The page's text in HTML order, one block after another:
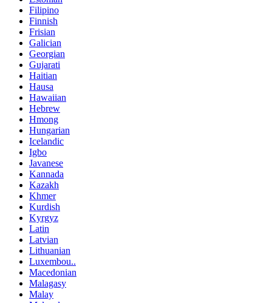
Filipino
Finnish
Frisian
Galician
Georgian
Gujarati
Haitian
Hausa
Hawaiian
Hebrew
Hmong
Hungarian
Icelandic
Igbo
Javanese
Kannada
Kazakh
Khmer
Kurdish
Kyrgyz
Latin
Latvian
Lithuanian
Luxembou..
Macedonian
Malagasy
Malay